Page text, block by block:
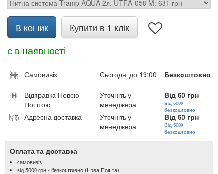
В кошик Купити в 1 клік
є в наявності
Самовивіз Сьогодні до 19:00 Безкоштовно
Відправка Новою
Поштою
Уточніть у
менеджера
Від 60 грн
Від 5000
безкоштовно
Адресна доставка
Уточніть у
менеджера
Від 60 грн
Від 5000
безкоштовно
Оплата та доставка
самовивіз
від5000 грн- безкоштовно (Нова Пошта)